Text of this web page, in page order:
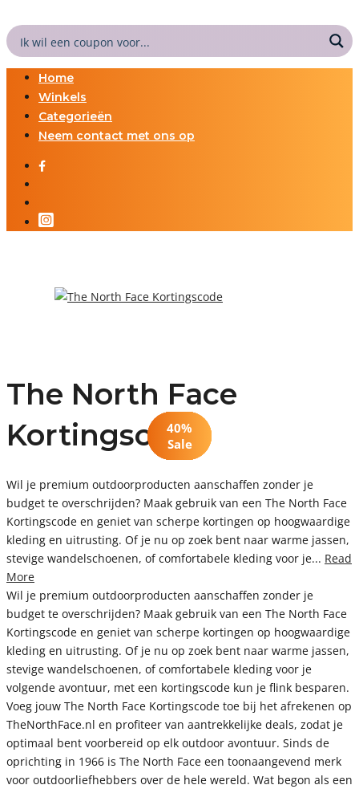
Home
Winkels
Categorieën
Neem contact met ons op
The North Face
Kortingscode
Wil je premium outdoorproducten aanschaffen zonder je
budget te overschrijden? Maak gebruik van een The North Face
Kortingscode en geniet van scherpe kortingen op hoogwaardige
kleding en uitrusting. Of je nu op zoek bent naar warme jassen,
stevige wandelschoenen, of comfortabele kleding voor je... Read
More
Wil je premium outdoorproducten aanschaffen zonder je
budget te overschrijden? Maak gebruik van een The North Face
Kortingscode en geniet van scherpe kortingen op hoogwaardige
kleding en uitrusting. Of je nu op zoek bent naar warme jassen,
stevige wandelschoenen, of comfortabele kleding voor je
volgende avontuur, met een kortingscode kun je flink besparen.
Voeg jouw The North Face Kortingscode toe bij het afrekenen op
TheNorthFace.nl en profiteer van aantrekkelijke deals, zodat je
optimaal bent voorbereid op elk outdoor avontuur. Sinds de
oprichting in 1966 is The North Face een toonaangevend merk
voor outdoorliefhebbers over de hele wereld. Wat begon als een
20%
CODE
30%
Code
10%
Code
50%
Sale
50%
Sale
€100
40%
Sale